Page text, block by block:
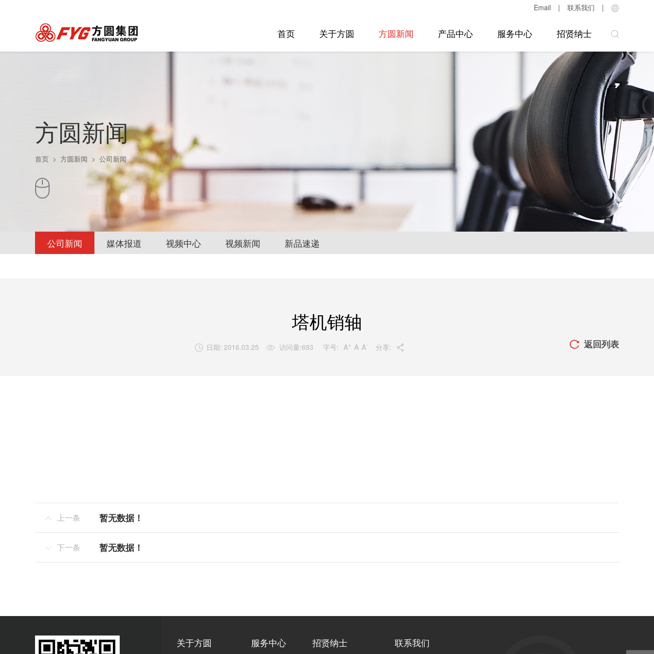
|
联系我们
|
Email
首页 关于方圆 方圆新闻 产品中心 服务中心 招贤纳士
方圆新闻
首页 > 方圆新闻 > 公司新闻
公司新闻 媒体报道 视频中心 视频新闻 新品速递
塔机销轴
 日期: 2016.03.25  访问量:693 字号: A+ A A- 分享:   返回列表
 上一条 暂无数据！
 下一条 暂无数据！
关于方圆 服务中心 招贤纳士 联系我们